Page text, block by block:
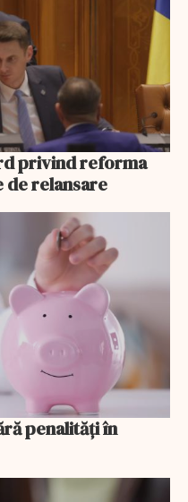
privind reforma
de relansare
penalități în